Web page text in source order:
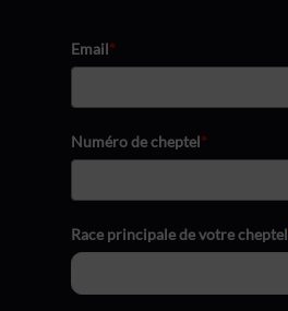
Email*
Numéro de cheptel*
Race principale de votre cheptel